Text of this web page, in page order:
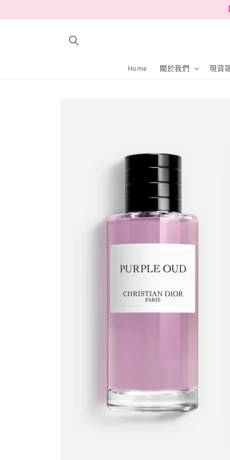
Home 關於我們 現貨